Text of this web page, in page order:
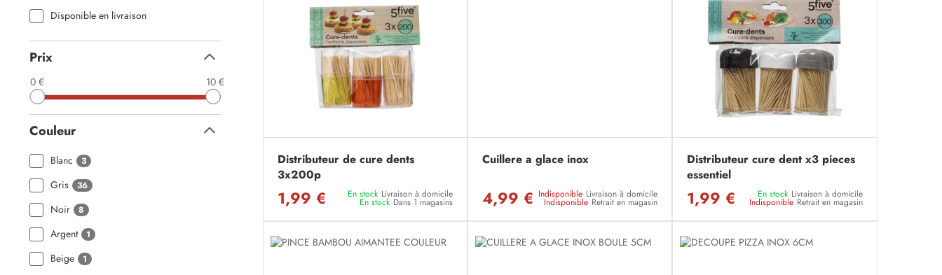
Disponible en livraison
Prix Replier
0 € 10 €
Couleur Replier
Blanc 3
Gris 36
Noir 8
Argent 1
Beige 1
Distributeur de cure dents
3x200p
1,99 € En stock Livraison à domicile
En stock Dans 1 magasins
Cuillere a glace inox
4,99 € Indisponible Livraison à domicile
Indisponible Retrait en magasin
Distributeur cure dent x3 pieces
essentiel
1,99 € En stock Livraison à domicile
Indisponible Retrait en magasin